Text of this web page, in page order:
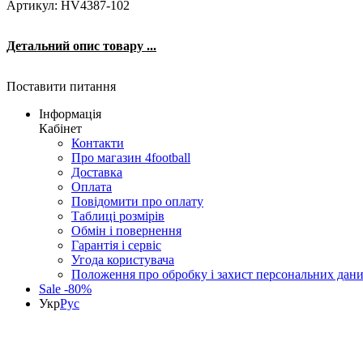
Артикул: HV4387-102
Детальний опис товару ...
Поставити питання
Інформація
Кабінет
Контакти
Про магазин 4football
Доставка
Оплата
Повідомити про оплату
Таблиці розмірів
Обмін і повернення
Гарантія і сервіс
Угода користувача
Положення про обробку і захист персональних
Sale -80%
УкрРус